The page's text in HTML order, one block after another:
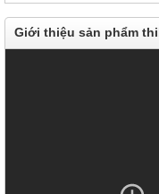
Giới thiệu sản phẩm